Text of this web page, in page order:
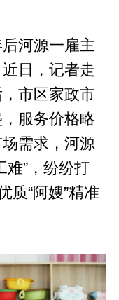
河源一雇主
日，记者走
市区家政市
服务价格略
需求，河源
难”，纷纷打
质“阿嫂”精准